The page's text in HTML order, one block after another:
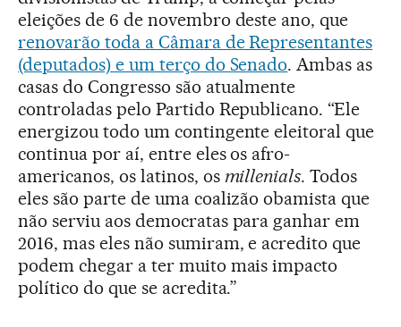
eleições de 6 de novembro deste ano, que
renovarão toda a Câmara de Representantes
(deputados) e um terço do Senado. Ambas as
casas do Congresso são atualmente
controladas pelo Partido Republicano. “Ele
energizou todo um contingente eleitoral que
continua por aí, entre eles os afro-
americanos, os latinos, os millenials. Todos
eles são parte de uma coalizão obamista que
não serviu aos democratas para ganhar em
2016, mas eles não sumiram, e acredito que
podem chegar a ter muito mais impacto
político do que se acredita.”